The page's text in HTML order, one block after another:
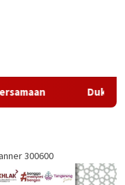
Dukung Gerak Jalan